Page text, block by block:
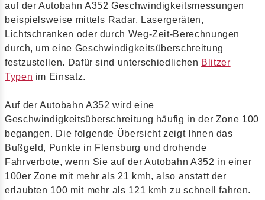
auf der Autobahn A352 Geschwindigkeitsmessungen
beispielsweise mittels Radar, Lasergeräten,
Lichtschranken oder durch Weg-Zeit-Berechnungen
durch, um eine Geschwindigkeitsüberschreitung
festzustellen. Dafür sind unterschiedlichen Blitzer
Typen im Einsatz.
Auf der Autobahn A352 wird eine
Geschwindigkeitsüberschreitung häufig in der Zone 100
begangen. Die folgende Übersicht zeigt Ihnen das
Bußgeld, Punkte in Flensburg und drohende
Fahrverbote, wenn Sie auf der Autobahn A352 in einer
100er Zone mit mehr als 21 kmh, also anstatt der
erlaubten 100 mit mehr als 121 kmh zu schnell fahren.